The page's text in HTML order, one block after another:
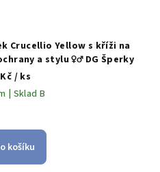
Crucellio Yellow s kříži na
a stylu ♀️♂️ DG Šperky
/ ks
| Sklad B
košíku